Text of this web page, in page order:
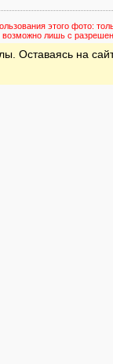
этого фото:
возможно лишь с
Оставаясь на